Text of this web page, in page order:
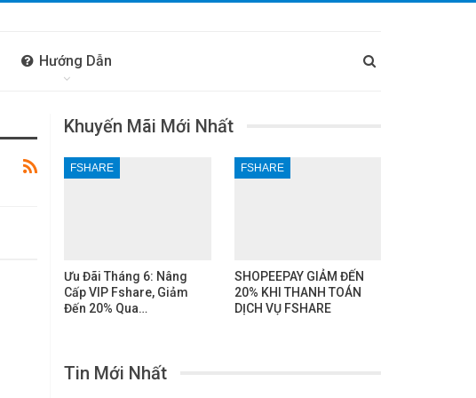
Hướng Dẫn
Khuyến Mãi Mới Nhất
FSHARE
Ưu Đãi Tháng 6: Nâng
Cấp VIP Fshare, Giảm
Đến 20% Qua…
FSHARE
SHOPEEPAY GIẢM ĐẾN
20% KHI THANH TOÁN
DỊCH VỤ FSHARE
Tin Mới Nhất